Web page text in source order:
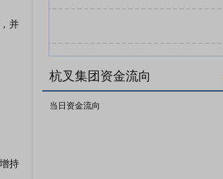
持
杭叉集团资金流向
当日资金流向